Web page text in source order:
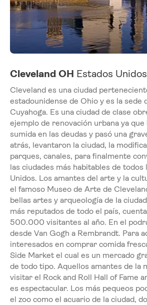
Cleveland OH Estados
Cleveland es una ciudad
estadounidense de Ohio y es la sede
Cuyahoga. Es una ciudad de clase
ejemplo de renovación urbana ya
sumida en las deudas y pasó una
atrás, levantaron la ciudad, la
parques, canales, para finalmente
las ciudades más habitables de todos
Unidos. Los amantes del arte y la
el famoso Museo de Arte de
bellas artes y arqueología de la
más reputados de todo el país,
500.000 visitantes al año. En el
desde Van Gogh a Rembrandt. Para
interesados en comprar comida
Side Market el cual es un mercado
de todo tipo. Aquellos amantes de la
visitar el Rock and Roll Hall of Fame
es espectacular. Los más pequeos
el zoo como el acuario de la ciudad,